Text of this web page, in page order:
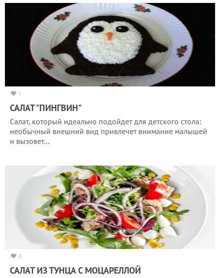
1
САЛАТ "ПИНГВИН"
Салат, который идеально подойдет для детского стола:
необычный внешний вид привлечет внимание малышей
и вызовет…
0
САЛАТ ИЗ ТУНЦА С МОЦАРЕЛЛОЙ